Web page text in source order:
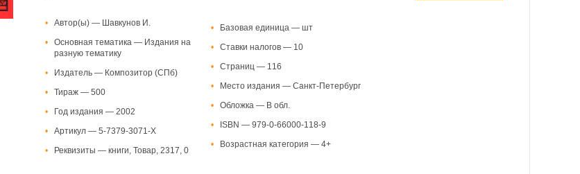
•
Автор(ы) — Шавкунов И.
•
Основная тематика — Издания на
разную тематику
•
Издатель — Композитор (СПб)
•
Тираж — 500
•
Год издания — 2002
•
Артикул — 5-7379-3071-Х
•
Реквизиты — книги, Товар, 2317, 0
•
Базовая единица — шт
•
Ставки налогов — 10
•
Страниц — 116
•
Место издания — Санкт-Петербург
•
Обложка — В обл.
•
ISBN — 979-0-66000-118-9
•
Возрастная категория — 4+